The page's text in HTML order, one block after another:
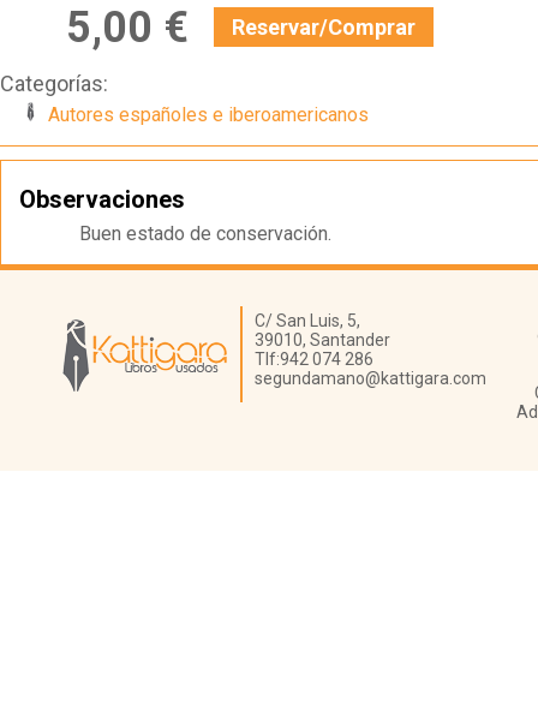
5,00 € Reservar/Comprar
Categorías:
Autores españoles e iberoamericanos
Observaciones
Buen estado de conservación.
Librería Kattigara
C/ San Luis, 5,
39010, Santander
Tlf:942 074 286
segundamano@kattigara.com